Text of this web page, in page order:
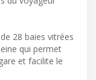
28 baies vitrées
qui permet
et facilite le